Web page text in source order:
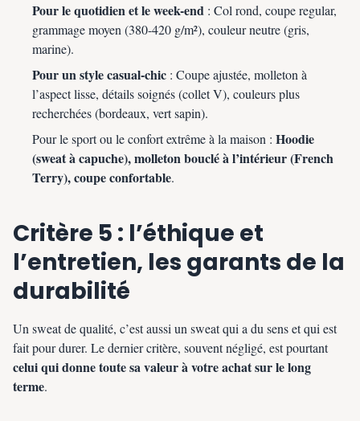
Pour le quotidien et le week-end : Col rond, coupe regular,
grammage moyen (380-420 g/m²), couleur neutre (gris,
marine).
Pour un style casual-chic : Coupe ajustée, molleton à
l’aspect lisse, détails soignés (collet V), couleurs plus
recherchées (bordeaux, vert sapin).
Pour le sport ou le confort extrême à la maison : Hoodie
(sweat à capuche), molleton bouclé à l’intérieur (French
Terry), coupe confortable.
Critère 5 : l’éthique et
l’entretien, les garants de la
durabilité
Un sweat de qualité, c’est aussi un sweat qui a du sens et qui est
fait pour durer. Le dernier critère, souvent négligé, est pourtant
celui qui donne toute sa valeur à votre achat sur le long
terme.